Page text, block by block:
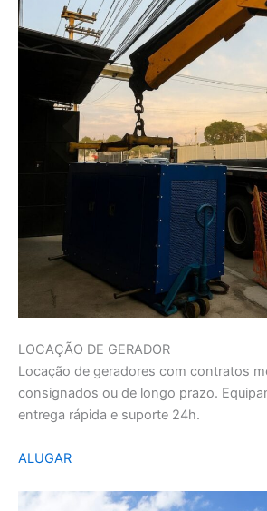
LOCAÇÃO DE GERADOR
Locação de geradores com contratos
consignados ou de longo prazo.
entrega rápida e suporte 24h.
ALUGAR